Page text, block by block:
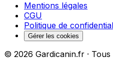
Mentions légales
CGU
Politique de
Gérer les cookies
© 2026 Gardicanin.fr ·